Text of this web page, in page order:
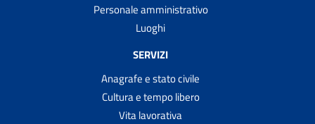
Personale amministrativo
Luoghi
SERVIZI
Anagrafe e stato civile
Cultura e tempo libero
Vita lavorativa